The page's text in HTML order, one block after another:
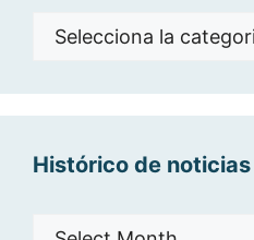
Noticias
Histórico de noticias
Histórico